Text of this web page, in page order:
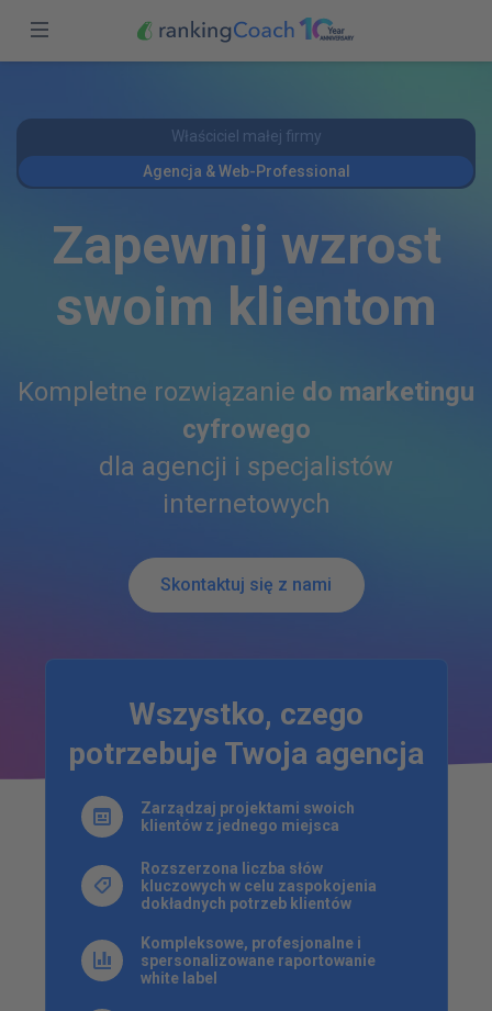
Partnerzy
Blog
Stwórz konto
Właściciel małej firmy
Agencja & Web-Professional
Zapewnij wzrost
swoim klientom
Kompletne rozwiązanie do marketingu
cyfrowego
dla agencji i specjalistów
internetowych
Skontaktuj się z nami
Wszystko, czego
potrzebuje Twoja agencja
Zarządzaj projektami swoich
klientów z jednego miejsca
Rozszerzona liczba słów
kluczowych w celu zaspokojenia
dokładnych potrzeb klientów
Kompleksowe, profesjonalne i
spersonalizowane raportowanie
white label